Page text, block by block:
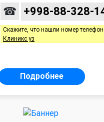
☎ +998-88-328-
Скажите, что нашли номер
Клиникс уз
Подробнее